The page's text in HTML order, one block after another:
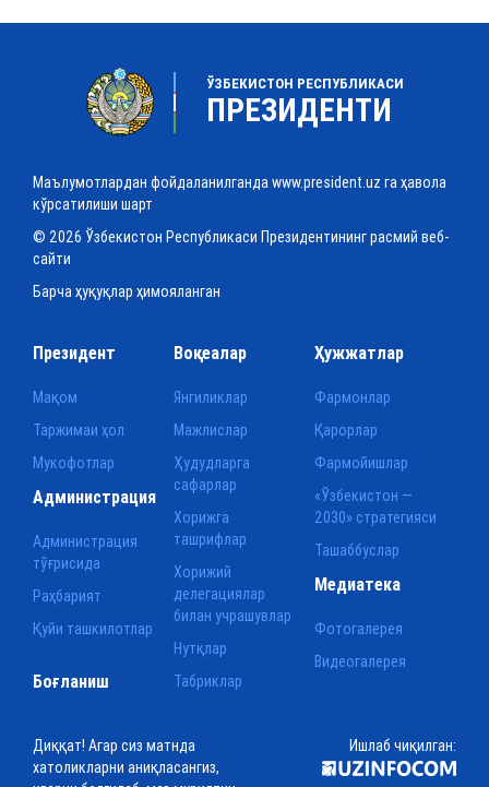
ЎЗБЕКИСТОН РЕСПУБЛИКАСИ
ПРЕЗИДЕНТИ
Маълумотлардан фойдаланилганда www.president.uz га ҳавола
кўрсатилиши шарт
© 2026 Ўзбекистон Республикаси Президентининг расмий веб-
сайти
Барча ҳуқуқлар ҳимояланган
Президент
Мақом
Таржимаи ҳол
Мукофотлар
Воқеалар
Янгиликлар
Мажлислар
Ҳудудларга
сафарлар
Хорижга
ташрифлар
Хорижий
делегациялар
билан учрашувлар
Нутқлар
Табриклар
Ҳужжатлар
Фармонлар
Қарорлар
Фармойишлар
«Ўзбекистон —
2030» стратегияси
Ташаббуслар
Администрация
Администрация
тўғрисида
Раҳбарият
Қуйи ташкилотлар
Медиатека
Фотогалерея
Видеогалерея
Боғланиш
Диққат! Агар сиз матнда
хатоликларни аниқласангиз,
Ишлаб чиқилган: